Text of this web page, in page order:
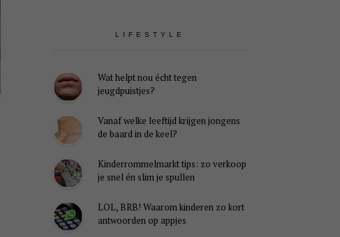
LIFESTYLE
Wat helpt nou écht tegen
jeugdpuistjes?
Vanaf welke leeftijd krijgen jongens
de baard in de keel?
Kinderrommelmarkt tips: zo verkoop
je snel én slim je spullen
LOL, BRB! Waarom kinderen zo kort
antwoorden op appjes